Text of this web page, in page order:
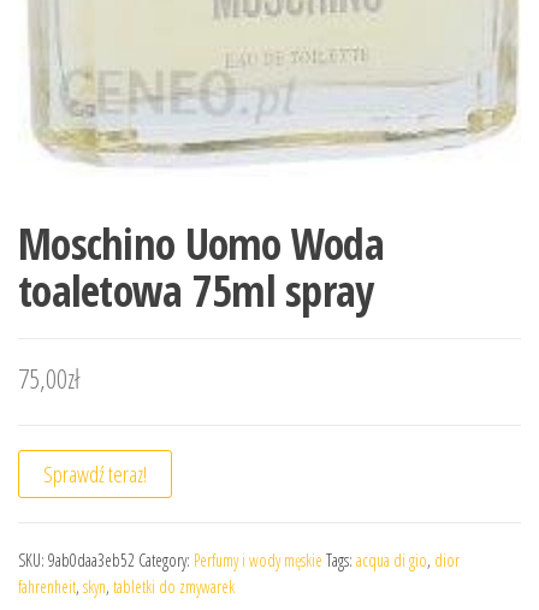
Moschino Uomo Woda
toaletowa 75ml spray
75,00zł
Sprawdź teraz!
SKU: 9ab0daa3eb52 Category: Perfumy i wody męskie Tags: acqua di gio, dior
fahrenheit, skyn, tabletki do zmywarek